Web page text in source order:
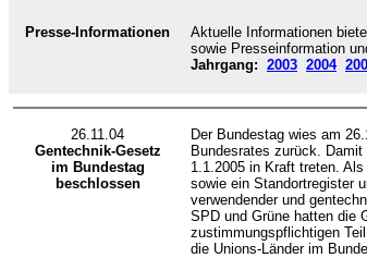
Presse-Informationen
Aktuelle Informationen
sowie Presseinformation
Jahrgang: 2003 2004
26.11.04
Gentechnik-Gesetz
im Bundestag
beschlossen
Der Bundestag wies am
Bundesrates zurück.
1.1.2005 in Kraft treten.
sowie ein Standortregister
verwendender und
SPD und Grüne hatten die
zustimmungspflichtigen
die Unions-Länder im